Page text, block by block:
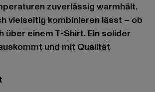
zuverlässig warmhält.
vielseitig kombinieren lässt – ob
über einem T-Shirt. Ein solider
und mit Qualität